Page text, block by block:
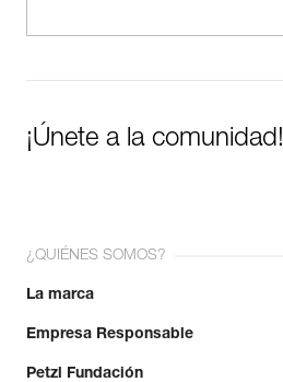
¡Únete a la comunidad!
¿QUIÉNES SOMOS?
La marca
Empresa Responsable
Petzl Fundación